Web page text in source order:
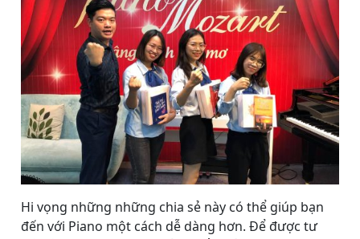
Hi vọng những những chia sẻ này có thể giúp bạn
đến với Piano một cách dễ dàng hơn. Để được tư